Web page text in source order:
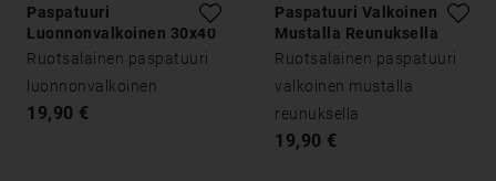
Paspatuuri
Luonnonvalkoinen 30x40
Ruotsalainen paspatuuri
luonnonvalkoinen
19,90 €
Paspatuuri Valkoinen
Mustalla Reunuksella
30x40
Ruotsalainen paspatuuri
valkoinen mustalla
reunuksella
19,90 €